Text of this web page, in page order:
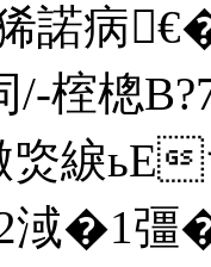
諾病
榁樬
綟ьE
�1彊